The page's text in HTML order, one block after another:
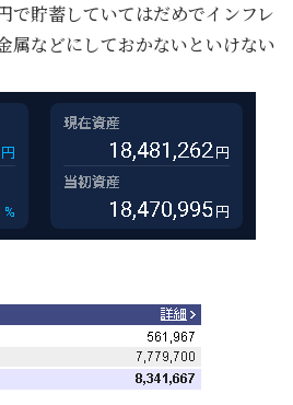
で貯蓄していてはだめでインフレ
属などにしておかないといけない